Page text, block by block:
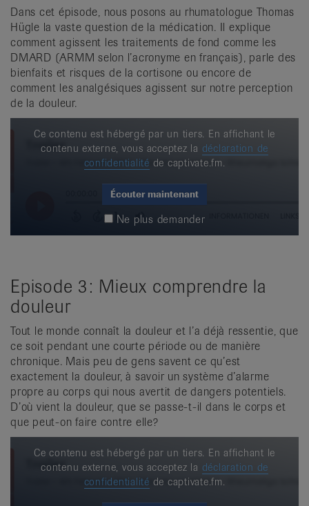
Dans cet épisode, nous posons au rhumatologue Thomas
Hügle la vaste question de la médication. Il explique
comment agissent les traitements de fond comme les
DMARD (ARMM selon l’acronyme en français), parle des
bienfaits et risques de la cortisone ou encore de
comment les analgésiques agissent sur notre perception
de la douleur.
Ce contenu est hébergé par un tiers. En affichant le
contenu externe, vous acceptez la déclaration de
confidentialité de captivate.fm.
Écouter maintenant
Ne plus demander
Episode 3: Mieux comprendre la
douleur
Tout le monde connaît la douleur et l’a déjà ressentie, que
ce soit pendant une courte période ou de manière
chronique. Mais peu de gens savent ce qu’est
exactement la douleur, à savoir un système d’alarme
propre au corps qui nous avertit de dangers potentiels.
D’où vient la douleur, que se passe-t-il dans le corps et
que peut-on faire contre elle?
Ce contenu est hébergé par un tiers. En affichant le
contenu externe, vous acceptez la déclaration de
confidentialité de captivate.fm.